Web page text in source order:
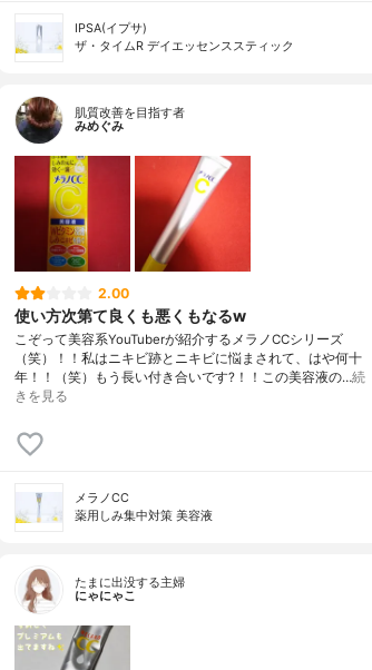
IPSA(イプサ)
ザ・タイムR デイエッセンススティック
肌質改善を目指す者
みめぐみ
2.00
使い方次第て良くも悪くもなるw
こぞって美容系YouTuberが紹介するメラノCCシリーズ
（笑）！！私はニキビ跡とニキビに悩まされて、はや何十
年！！（笑）もう長い付き合いです?！！この美容液の…続
きを見る
メラノCC
薬用しみ集中対策 美容液
たまに出没する主婦
にゃにゃこ